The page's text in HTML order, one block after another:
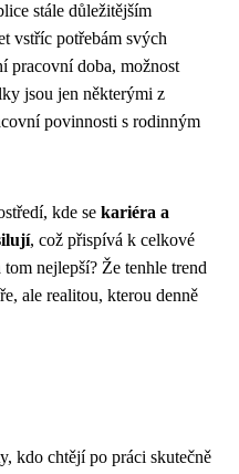
stále důležitějším
vstříc potřebám svých
pracovní doba, možnost
jsou jen některými z
povinnosti s rodinným
kde se kariéra a
, což přispívá k celkové
nejlepší? Že tenhle trend
ale realitou, kterou denně
kdo chtějí po práci skutečně